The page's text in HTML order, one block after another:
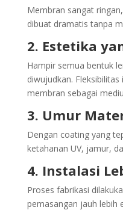
Membran sangat
dibuat dramatis tanpa
2. Estetika
Hampir semua bentuk
diwujudkan.
membran sebagai
3. Umur
Dengan coating yang
ketahanan UV, jamur,
4. Instalasi
Proses fabrikasi
pemasangan jauh lebih